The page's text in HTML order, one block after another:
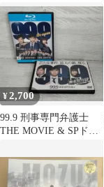
コレクターズ・エディ
シ…
¥2,700
99.9 刑事専門弁護士
THE MOVIE & SPドラ